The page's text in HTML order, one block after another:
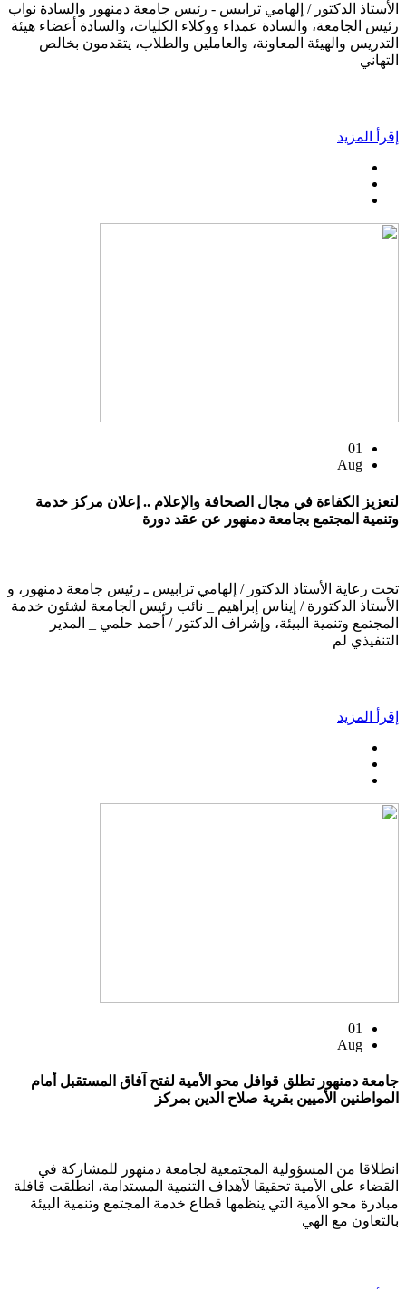
الأستاذ الدكتور / إلهامي ترابيس - رئيس جامعة دمنهور والسادة نواب
رئيس الجامعة، والسادة عمداء ووكلاء الكليات، والسادة أعضاء هيئة
التدريس والهيئة المعاونة، والعاملين والطلاب، يتقدمون بخالص
التهاني
إقرأ المزيد
01
Aug
لتعزيز الكفاءة في مجال الصحافة والإعلام .. إعلان مركز خدمة
وتنمية المجتمع بجامعة دمنهور عن عقد دورة
تحت رعاية الأستاذ الدكتور / إلهامي ترابيس ـ رئيس جامعة دمنهور، و
الأستاذ الدكتورة / إيناس إبراهيم _ نائب رئيس الجامعة لشئون خدمة
المجتمع وتنمية البيئة، وإشراف الدكتور / أحمد حلمي _ المدير
التنفيذي لم
إقرأ المزيد
01
Aug
جامعة دمنهور تطلق قوافل محو الأمية لفتح آفاق المستقبل أمام
المواطنين الأميين بقرية صلاح الدين بمركز
انطلاقا من المسؤولية المجتمعية لجامعة دمنهور للمشاركة في
القضاء على الأمية تحقيقا لأهداف التنمية المستدامة، انطلقت قافلة
مبادرة محو الأمية التي ينظمها قطاع خدمة المجتمع وتنمية البيئة
بالتعاون مع الهي